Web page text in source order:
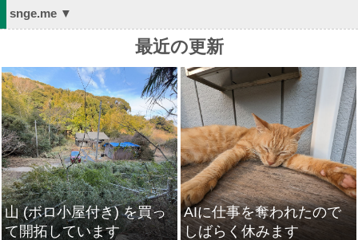
snge.me ▼
最近の更新
山 (ボロ小屋付き) を買っ
て開拓しています
AIに仕事を奪われたので
しばらく休みます